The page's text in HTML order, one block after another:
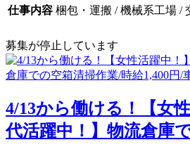
仕事内容 梱包・運搬 / 機械系工場 /
募集が停止しています
4/13から働ける！【女
代活躍中！】物流倉庫